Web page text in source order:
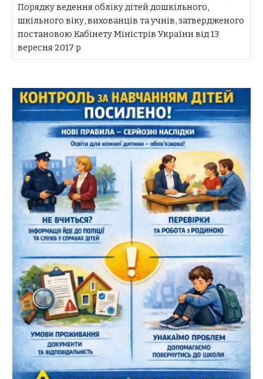
Порядку ведення обліку дітей дошкільного,
шкільного віку, вихованців та учнів, затвердженого
постановою Кабінету Міністрів України від 13
вересня 2017 р